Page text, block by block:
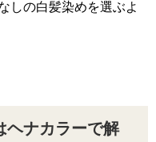
しの白髪染めを選ぶよ
ヘナカラーで解